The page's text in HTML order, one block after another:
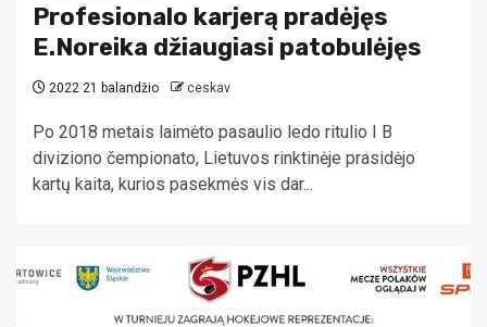
Profesionalo karjerą pradėjęs
E.Noreika džiaugiasi patobulėjęs
2022 21 balandžio ceskav
Po 2018 metais laimėto pasaulio ledo ritulio I B
diviziono čempionato, Lietuvos rinktinėje prasidėjo
kartų kaita, kurios pasekmės vis dar...